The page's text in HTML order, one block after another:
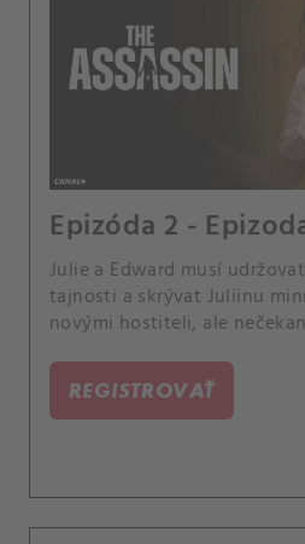
Epizóda 2 -
Julie a Edward musí
tajnosti a skrývat Juliinu
novými hostiteli, ale
REGISTROVAŤ